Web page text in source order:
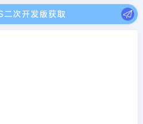
次开发版获取